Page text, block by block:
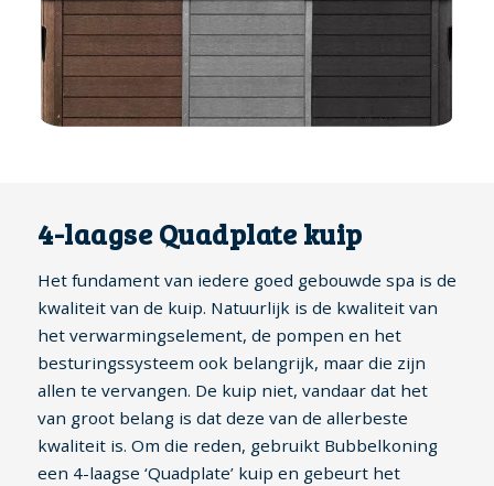
4-laagse Quadplate kuip
Het fundament van iedere goed gebouwde spa is de
kwaliteit van de kuip. Natuurlijk is de kwaliteit van
het verwarmingselement, de pompen en het
besturingssysteem ook belangrijk, maar die zijn
allen te vervangen. De kuip niet, vandaar dat het
van groot belang is dat deze van de allerbeste
kwaliteit is. Om die reden, gebruikt Bubbelkoning
een 4-laagse ‘Quadplate’ kuip en gebeurt het